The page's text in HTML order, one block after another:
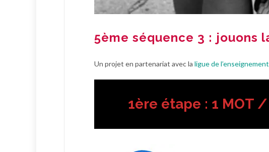
5ème séquence 3 : jouons
Un projet en partenariat avec la ligue de
1ère étape : 1 MOT /